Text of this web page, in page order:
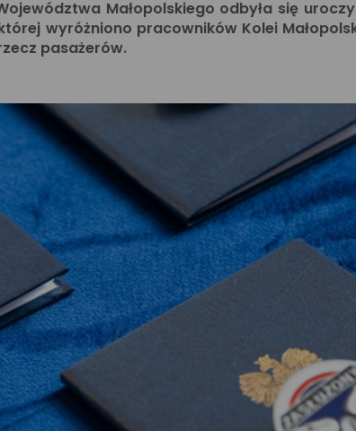
Małopolskiego odbyła się
wyróżniono pracowników Kolei
pasażerów.